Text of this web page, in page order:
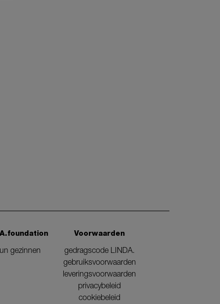
gezinnen
Voorwaarden
gedragscode LINDA.
gebruiksvoorwaarden
leveringsvoorwaarden
privacybeleid
cookiebeleid